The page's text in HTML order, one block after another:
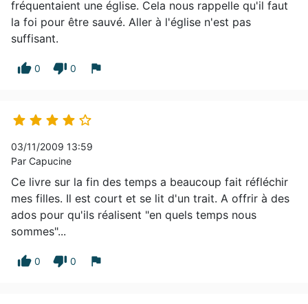
fréquentaient une église. Cela nous rappelle qu'il faut
la foi pour être sauvé. Aller à l'église n'est pas
suffisant.
thumb_up 0 thumb_down 0 flag
    
03/11/2009 13:59
Par Capucine
Ce livre sur la fin des temps a beaucoup fait réfléchir
mes filles. Il est court et se lit d'un trait. A offrir à des
ados pour qu'ils réalisent "en quels temps nous
sommes"...
thumb_up 0 thumb_down 0 flag